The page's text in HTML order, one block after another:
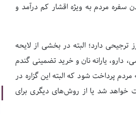
مردم به ویژه اقشار کم درآمد و
دارد؛ البته در بخشی از لایحه
کالاهای اساسی، دارو، یارانه نان و خرید تضمینی گندم
جبرانی به مردم پرداخت شود که البته این گزاره در
شد یا از روش‌های دیگری برای